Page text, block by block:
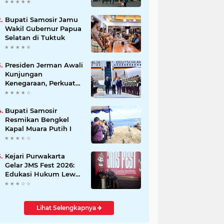
Bupati Samosir Jamu
Wakil Gubernur Papua
Selatan di Tuktuk
Presiden Jerman Awali
Kunjungan
Kenegaraan, Perkuat
Kemitraan Strategis
Bupati Samosir
Resmikan Bengkel
Kapal Muara Putih I
Kejari Purwakarta
Gelar JMS Fest 2026:
Edukasi Hukum Lewat
Kreativitas Pelajar
Lihat Selengkapnya